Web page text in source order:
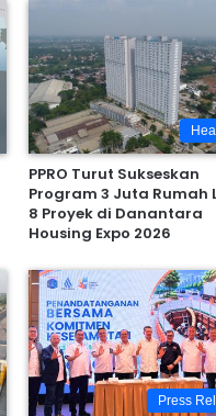
PPRO Turut Sukseskan
Program 3 Juta Rumah
8 Proyek di Danantara
Housing Expo 2026
Press